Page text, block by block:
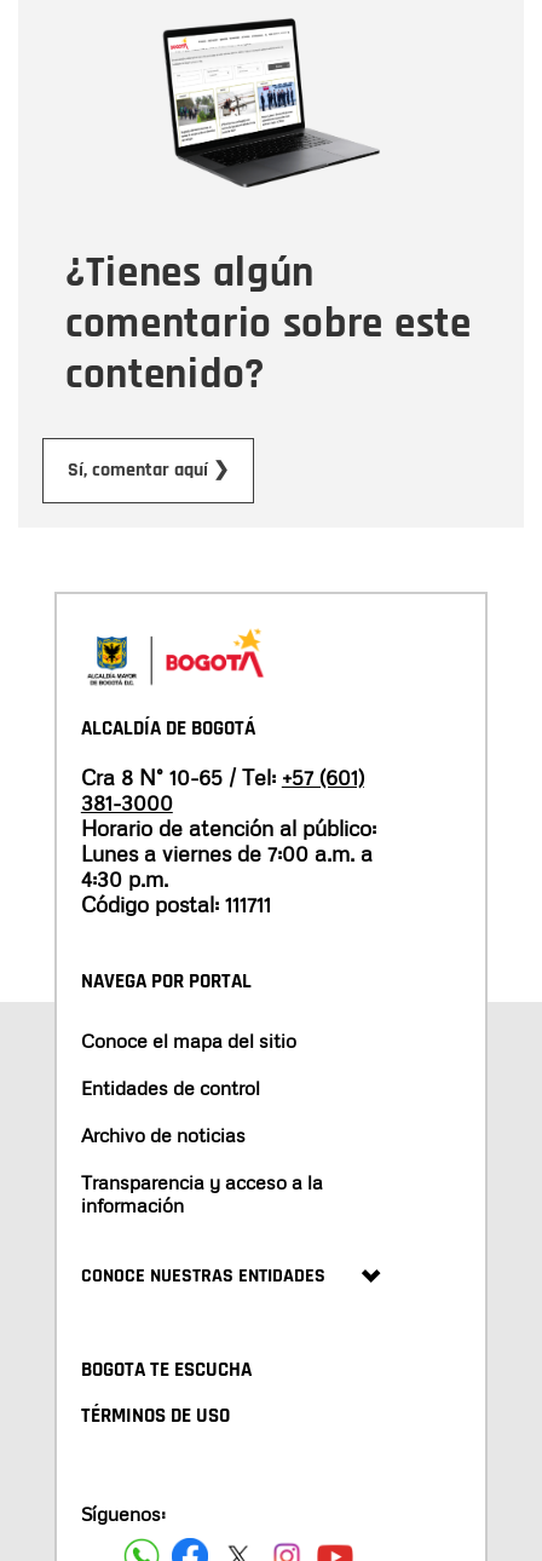
¿Tienes algún
comentario sobre este
contenido?
Sí, comentar aquí ❯
Correo electrónico
Tipo de comentario
Mensaje
ALCALDÍA DE BOGOTÁ
Cra 8 N° 10-65 / Tel: +57 (601)
381-3000
Horario de atención al público:
Lunes a viernes de 7:00 a.m. a
4:30 p.m.
Código postal: 111711
NAVEGA POR PORTAL
Conoce el mapa del sitio
Entidades de control
Archivo de noticias
Transparencia y acceso a la
información
CONOCE NUESTRAS ENTIDADES
BOGOTA TE ESCUCHA
TÉRMINOS DE USO
Síguenos: